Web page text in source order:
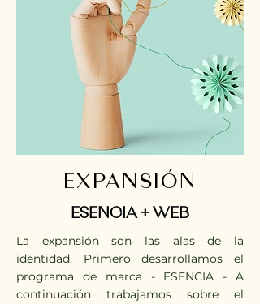
- EXPANSIÓN -
ESENCIA + WEB
La expansión son las alas de la
identidad. Primero desarrollamos el
programa de marca - ESENCIA - A
continuación trabajamos sobre el